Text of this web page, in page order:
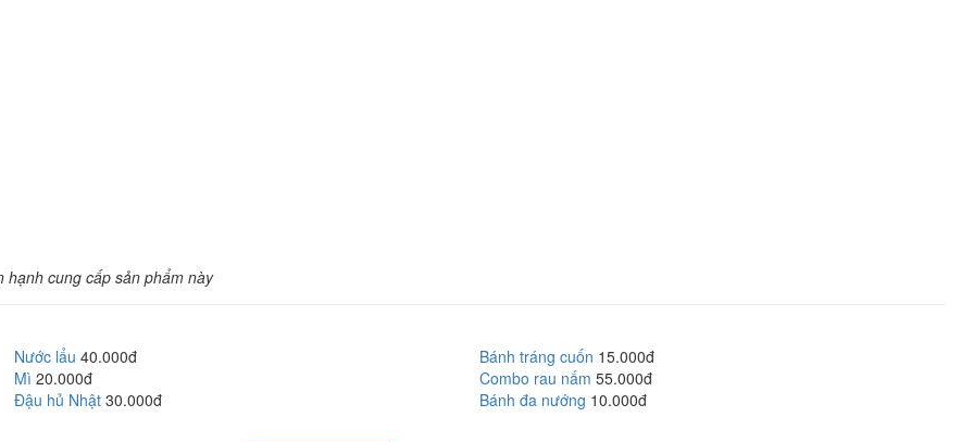
hạnh cung cấp sản phẩm này
Nước lẩu 40.000đ Bánh tráng cuốn 15.000đ
Mì 20.000đ Combo rau nấm 55.000đ
Đậu hủ Nhật 30.000đ Bánh đa nướng 10.000đ